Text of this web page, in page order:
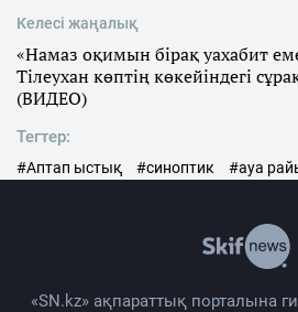
Келесі жаңалық
«Намаз оқимын бірақ уахабит
Тілеухан көптің көкейіндегі
(ВИДЕО)
Тегтер:
#Аптап ыстық #синоптик #ауа
«SN.kz» ақпараттық порталына